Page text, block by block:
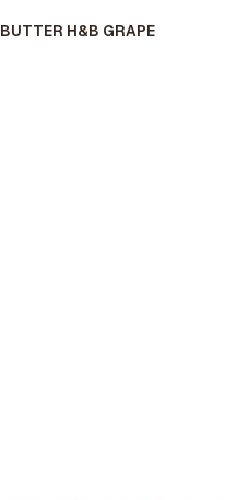
BUTTER H&B GRAPE